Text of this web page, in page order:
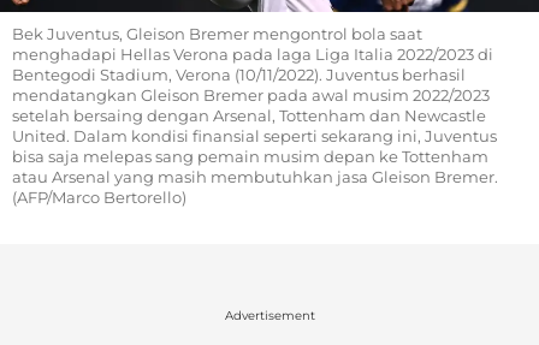
Bek Juventus, Gleison Bremer mengontrol bola saat
menghadapi Hellas Verona pada laga Liga Italia 2022/2023 di
Bentegodi Stadium, Verona (10/11/2022). Juventus berhasil
mendatangkan Gleison Bremer pada awal musim 2022/2023
setelah bersaing dengan Arsenal, Tottenham dan Newcastle
United. Dalam kondisi finansial seperti sekarang ini, Juventus
bisa saja melepas sang pemain musim depan ke Tottenham
atau Arsenal yang masih membutuhkan jasa Gleison Bremer.
(AFP/Marco Bertorello)
Advertisement